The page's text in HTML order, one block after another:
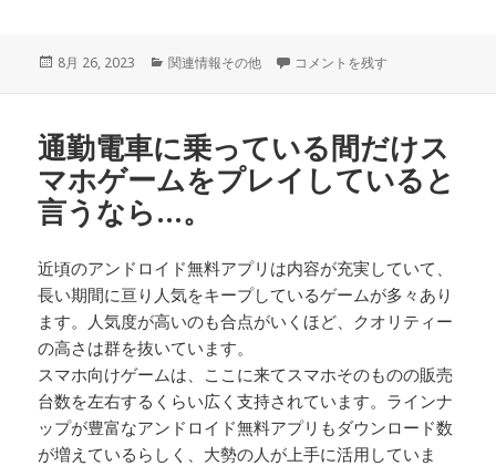
投
8月 26, 2023
カ
ー
関連情報その他 今リリースされているソーシャ
コメントを残す
通勤電車に乗っている間だけス
マホゲームをプレイしていると
言うなら…。
近頃のアンドロイド無料アプリは内容が充実していて、
長い期間に亘り人気をキープしているゲームが多々あり
ます。人気度が高いのも合点がいくほど、クオリティー
の高さは群を抜いています。
スマホ向けゲームは、ここに来てスマホそのものの販売
台数を左右するくらい広く支持されています。ラインナ
ップが豊富なアンドロイド無料アプリもダウンロード数
が増えているらしく、大勢の人が上手に活用していま